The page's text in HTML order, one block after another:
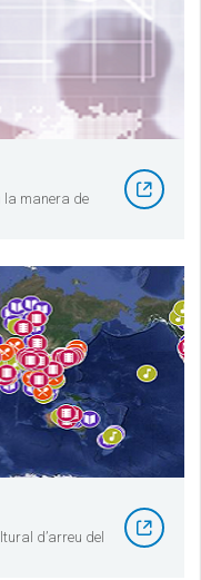
la manera de
d’arreu del